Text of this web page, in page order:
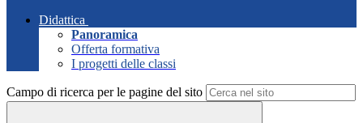
Didattica
Panoramica
Offerta formativa
I progetti delle classi
Campo di ricerca per le pagine del sito